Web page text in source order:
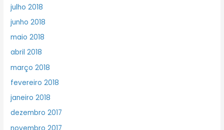
julho 2018
junho 2018
maio 2018
abril 2018
março 2018
fevereiro 2018
janeiro 2018
dezembro 2017
novembro 2017